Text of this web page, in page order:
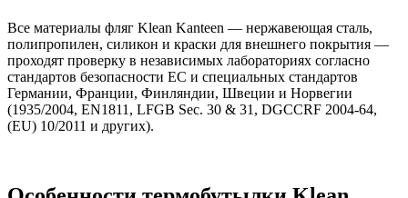
Все материалы фляг Klean Kanteen — нержавеющая сталь,
полипропилен, силикон и краски для внешнего покрытия —
проходят проверку в независимых лабораториях согласно
стандартов безопасности ЕС и специальных стандартов
Германии, Франции, Финляндии, Швеции и Норвегии
(1935/2004, EN1811, LFGB Sec. 30 & 31, DGCCRF 2004-64,
(EU) 10/2011 и других).